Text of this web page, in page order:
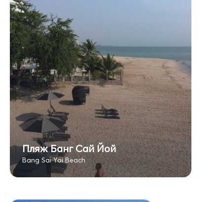
Пляж Банг Сай Йой
Bang Sai Yoi Beach